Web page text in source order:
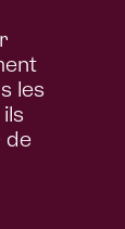
les
de